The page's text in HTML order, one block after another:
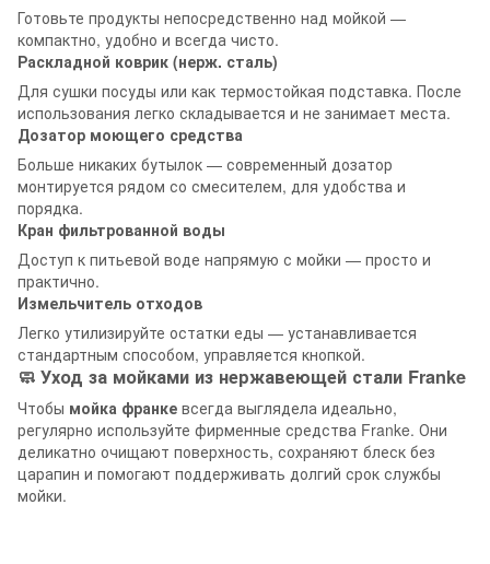
Готовьте продукты непосредственно над мойкой —
компактно, удобно и всегда чисто.
Раскладной коврик (нерж. сталь)
Для сушки посуды или как термостойкая подставка. После
использования легко складывается и не занимает места.
Дозатор моющего средства
Больше никаких бутылок — современный дозатор
монтируется рядом со смесителем, для удобства и
порядка.
Кран фильтрованной воды
Доступ к питьевой воде напрямую с мойки — просто и
практично.
Измельчитель отходов
Легко утилизируйте остатки еды — устанавливается
стандартным способом, управляется кнопкой.
🧼 Уход за мойками из нержавеющей стали Franke
Чтобы мойка франке всегда выглядела идеально,
регулярно используйте фирменные средства Franke. Они
деликатно очищают поверхность, сохраняют блеск без
царапин и помогают поддерживать долгий срок службы
мойки.